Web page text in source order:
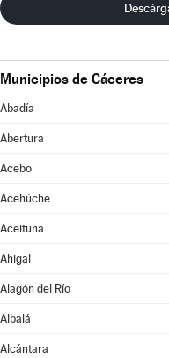
Municipios de Cáceres
Abadía
Abertura
Acebo
Acehúche
Aceituna
Ahigal
Alagón del Río
Albalá
Alcántara